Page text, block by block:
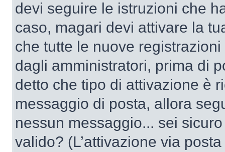
devi seguire le istruzioni che
caso, magari devi attivare la
che tutte le nuove
dagli amministratori, prima di
detto che tipo di attivazione è
messaggio di posta, allora
nessun messaggio... sei
valido? (L’attivazione via